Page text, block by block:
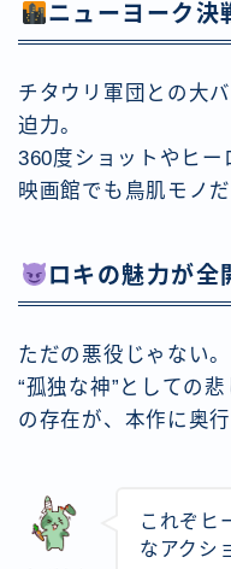
ニューヨーク決
チタウリ軍団との大
迫力。
360度ショットやヒー
映画館でも鳥肌モノ
ロキの魅力が全
ただの悪役じゃない。
“孤独な神”としての
の存在が、本作に奥
これぞヒ
なアクシ